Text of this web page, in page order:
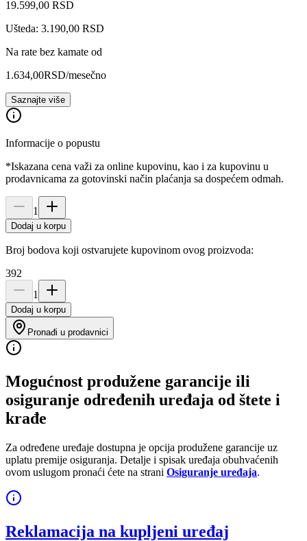
19.599,00 RSD
Ušteda: 3.190,00 RSD
Na rate bez kamate od
1.634,00RSD/mesečno
Saznajte više
Informacije o popustu
*Iskazana cena važi za online kupovinu, kao i za kupovinu u
prodavnicama za gotovinski način plaćanja sa dospećem odmah.
1
Dodaj u korpu
Broj bodova koji ostvarujete kupovinom ovog proizvoda:
392
1
Dodaj u korpu
Pronađi u prodavnici
Mogućnost produžene garancije ili
osiguranje određenih uređaja od štete i
krađe
Za određene uređaje dostupna je opcija produžene garancije uz
uplatu premije osiguranja. Detalje i spisak uređaja obuhvaćenih
ovom uslugom pronaći ćete na strani Osiguranje uređaja.
Reklamacija na kupljeni uređaj